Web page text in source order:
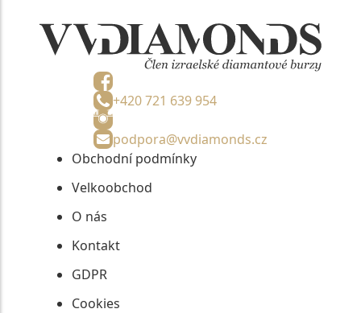
+420 721 639 954
podpora@vvdiamonds.cz
Obchodní podmínky
Velkoobchod
O nás
Kontakt
GDPR
Cookies